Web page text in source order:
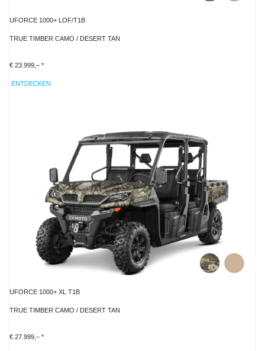
UFORCE 1000+ LOF/T1B
TRUE TIMBER CAMO / DESERT TAN
€ 23.999,– *
ENTDECKEN
UFORCE 1000+ XL T1B
TRUE TIMBER CAMO / DESERT TAN
€ 27.999,– *